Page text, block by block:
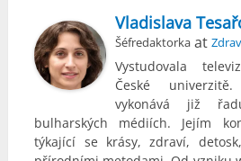
Vladislava
Šéfredaktorka at
Vystudovala
České
vykonává již
bulharských médiích. Jejím
týkající se krásy, zdraví,